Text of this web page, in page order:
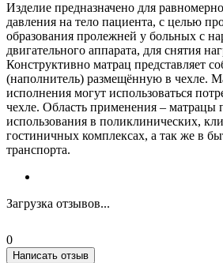
Изделие предназначено для
давления на тело пациента, с целью
образования пролежней у больных с
двигательного аппарата, для снятия
Конструктивно матрац представляет
(наполнитель) размещённую в чехле.
исполнения могут использоваться
чехле. Область применения – матрацы
использования в поликлинических,
гостиничных комплексах, а так же в
транспорта.
Загрузка отзывов...
0
Написать отзыв